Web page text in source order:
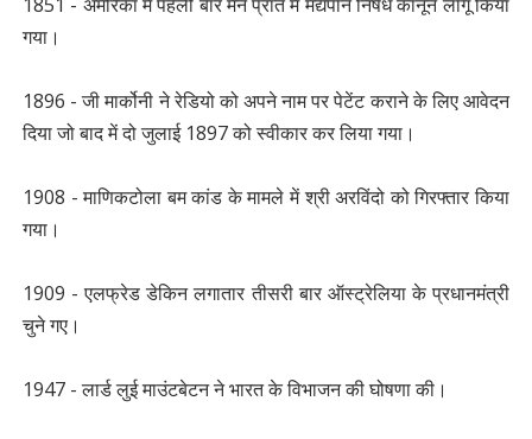
गया।
1896 - जी मार्कोनी ने रेडियो को अपने नाम पर पेटेंट कराने के लिए आवेदन
दिया जो बाद में दो जुलाई 1897 को स्वीकार कर लिया गया।
1908 - माणिकटोला बम कांड के मामले में श्री अरविंदो को गिरफ्तार किया
गया।
1909 - एलफ्रेड डेकिन लगातार तीसरी बार ऑस्ट्रेलिया के प्रधानमंत्री
चुने गए।
1947 - लार्ड लुई माउंटबेटन ने भारत के विभाजन की घोषणा की।